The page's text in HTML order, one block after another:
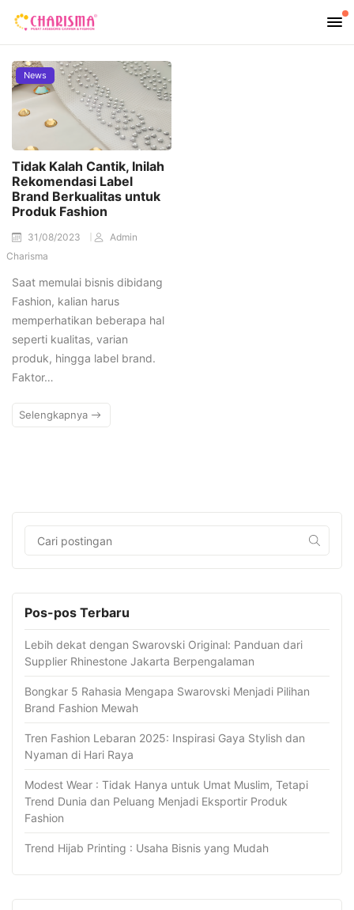
News
Tidak Kalah Cantik, Inilah
Rekomendasi Label
Brand Berkualitas untuk
Produk Fashion
31/08/2023
Admin
Charisma
Saat memulai bisnis dibidang
Fashion, kalian harus
memperhatikan beberapa hal
seperti kualitas, varian
produk, hingga label brand.
Faktor…
Selengkapnya
Pos-pos Terbaru
Lebih dekat dengan Swarovski Original: Panduan dari
Supplier Rhinestone Jakarta Berpengalaman
Bongkar 5 Rahasia Mengapa Swarovski Menjadi Pilihan
Brand Fashion Mewah
Tren Fashion Lebaran 2025: Inspirasi Gaya Stylish dan
Nyaman di Hari Raya
Modest Wear : Tidak Hanya untuk Umat Muslim, Tetapi
Trend Dunia dan Peluang Menjadi Eksportir Produk
Fashion
Trend Hijab Printing : Usaha Bisnis yang Mudah